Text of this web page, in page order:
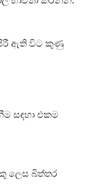
ඇති විට කුණු
සඳහා එකම
ලෙස බිත්තර